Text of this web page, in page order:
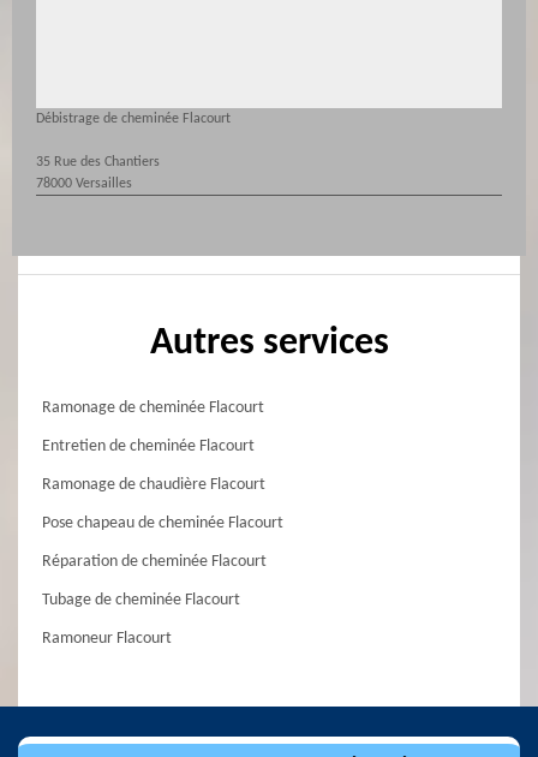
Débistrage de cheminée Flacourt
35 Rue des Chantiers
78000 Versailles
Autres services
Ramonage de cheminée Flacourt
Entretien de cheminée Flacourt
Ramonage de chaudière Flacourt
Pose chapeau de cheminée Flacourt
Réparation de cheminée Flacourt
Tubage de cheminée Flacourt
Ramoneur Flacourt